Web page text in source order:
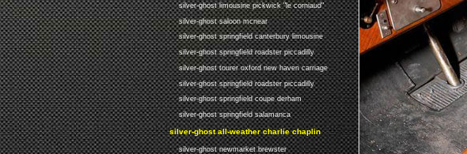
silver-ghost limousine pickwick "le corniaud"
silver-ghost saloon mcnear
silver-ghost springfield canterbury limousine
silver-ghost springfield roadster piccadilly
silver-ghost tourer oxford new haven carriage
silver-ghost springfield roadster piccadilly
silver-ghost springfield coupe derham
silver-ghost springfield salamanca
silver-ghost all-weather charlie chaplin
silver-ghost newmarket brewster